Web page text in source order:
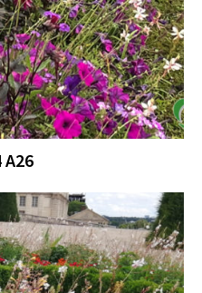
A26